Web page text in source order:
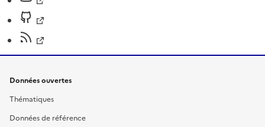
Données ouvertes
Thématiques
Données de référence